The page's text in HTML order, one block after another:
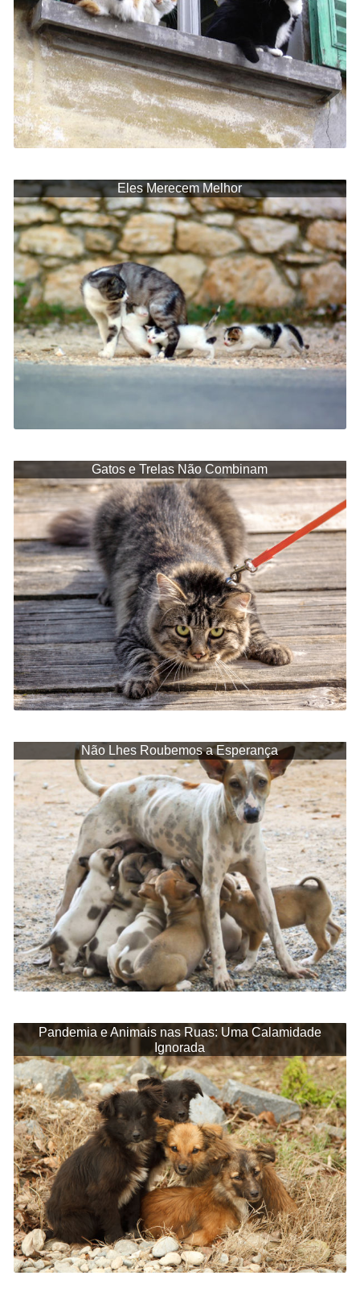
Eles Merecem Melhor
Gatos e Trelas Não Combinam
Não Lhes Roubemos a Esperança
Pandemia e Animais nas Ruas: Uma Calamidade
Ignorada